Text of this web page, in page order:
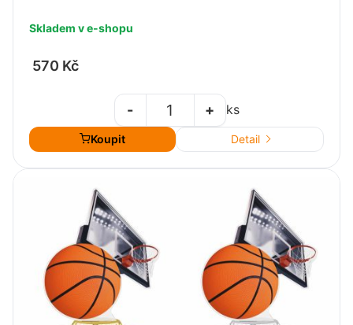
Skladem v e-shopu
570 Kč
+
- ks
Koupit Detail